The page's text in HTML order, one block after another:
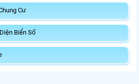
Cư
Biển Số